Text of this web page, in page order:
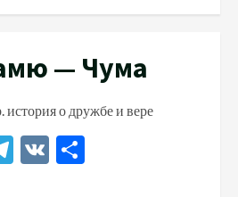
— Чума
о дружбе и вере
Telegram
VK